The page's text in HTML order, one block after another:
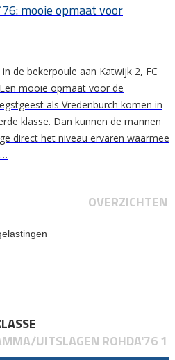
mooie opmaat voor
de bekerpoule aan Katwijk 2, FC
mooie opmaat voor de
als Vredenburch komen in
klasse. Dan kunnen de mannen
direct het niveau ervaren waarmee
OVERZICHTEN
UITSLAGEN ROHDA'76 1